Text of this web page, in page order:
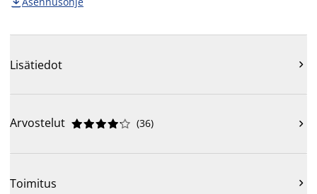
Lisätiedot 
Arvostelut 




 (36) 
Toimitus 